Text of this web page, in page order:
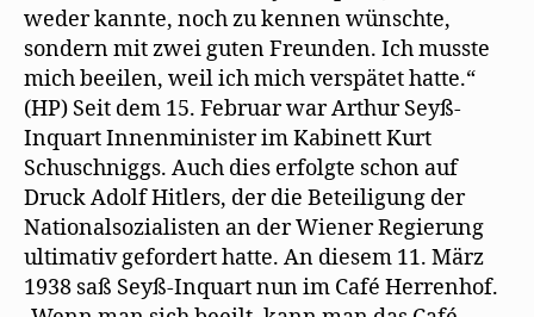
weder kannte, noch zu kennen wünschte,
sondern mit zwei guten Freunden. Ich musste
mich beeilen, weil ich mich verspätet hatte.“
(HP) Seit dem 15. Februar war Arthur Seyß-
Inquart Innenminister im Kabinett Kurt
Schuschniggs. Auch dies erfolgte schon auf
Druck Adolf Hitlers, der die Beteiligung der
Nationalsozialisten an der Wiener Regierung
ultimativ gefordert hatte. An diesem 11. März
1938 saß Seyß-Inquart nun im Café Herrenhof.